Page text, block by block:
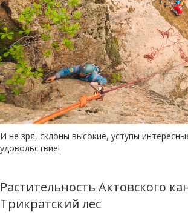
И не зря, склоны высокие, уступы
удовольствие!
Растительность Актовского
Трикратский лес